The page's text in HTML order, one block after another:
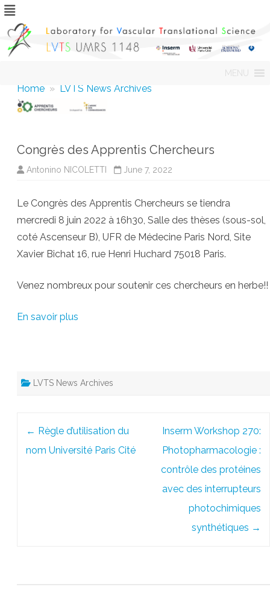
content
MENU
Home » LVTS News Archives
Congrès des Apprentis Chercheurs
Antonino NICOLETTI June 7, 2022
Le Congrès des Apprentis Chercheurs se tiendra
mercredi 8 juin 2022 à 16h30, Salle des thèses (sous-sol,
coté Ascenseur B), UFR de Médecine Paris Nord, Site
Xavier Bichat 16, rue Henri Huchard 75018 Paris.
Venez nombreux pour soutenir ces chercheurs en herbe!!
En savoir plus
LVTS News Archives
← Règle d’utilisation du
nom Université Paris Cité
Inserm Workshop 270:
Photopharmacologie :
contrôle des protéines
avec des interrupteurs
photochimiques
synthétiques →